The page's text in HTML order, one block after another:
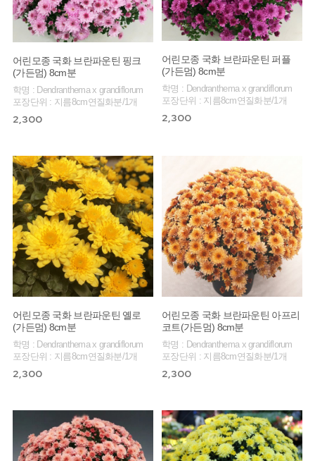
어린모종 국화 브란파운틴 핑크
(가든멈) 8cm분
학명 : Dendranthema x grandiflorum
포장단위 : 지름8cm연질화분/1개
2,300
어린모종 국화 브란파운틴 퍼플
(가든멈) 8cm분
학명 : Dendranthema x grandiflorum
포장단위 : 지름8cm연질화분/1개
2,300
어린모종 국화 브란파운틴 옐로
(가든멈) 8cm분
학명 : Dendranthema x grandiflorum
포장단위 : 지름8cm연질화분/1개
2,300
어린모종 국화 브란파운틴 아프리
코트(가든멈) 8cm분
학명 : Dendranthema x grandiflorum
포장단위 : 지름8cm연질화분/1개
2,300